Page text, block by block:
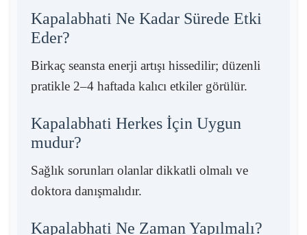
Kapalabhati Ne Kadar Sürede Etki
Eder?
Birkaç seansta enerji artışı hissedilir; düzenli
pratikle 2–4 haftada kalıcı etkiler görülür.
Kapalabhati Herkes İçin Uygun
mudur?
Sağlık sorunları olanlar dikkatli olmalı ve
doktora danışmalıdır.
Kapalabhati Ne Zaman Yapılmalı?